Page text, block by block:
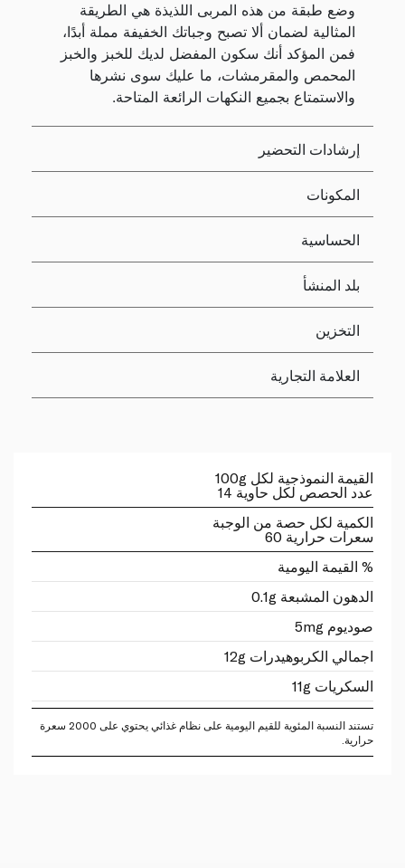
وضع طبقة من هذه المربى اللذيذة هي الطريقة
المثالية لضمان ألا تصبح وجباتك الخفيفة مملة أبدًا،
فمن المؤكد أنك سكون المفضل لديك للخبز والخبز
المحمص والمقرمشات، ما عليك سوى نشرها
والاستمتاع بجميع النكهات الرائعة المتاحة.
إرشادات التحضير
المكونات
الحساسية
بلد المنشأ
التخزين
العلامة التجارية
القيمة النموذجية لكل 100g
عدد الحصص لكل حاوية 14
الكمية لكل حصة من الوجبة
سعرات حرارية 60
% القيمة اليومية
الدهون المشبعة 0.1g
صوديوم 5mg
اجمالي الكربوهيدرات 12g
السكريات 11g
تستند النسبة المئوية للقيم اليومية على نظام غذائي يحتوي على 2000 سعرة
حرارية.